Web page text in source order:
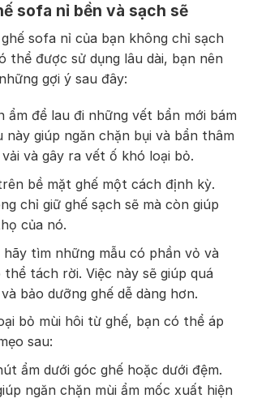
sofa nỉ bền và sạch sẽ
sofa nỉ của bạn không chỉ sạch
thể được sử dụng lâu dài, bạn nên
gợi ý sau đây:
ẩm để lau đi những vết bẩn mới bám
này giúp ngăn chặn bụi và bẩn thâm
và gây ra vết ố khó loại bỏ.
bề mặt ghế một cách định kỳ.
chỉ giữ ghế sạch sẽ mà còn giúp
của nó.
hãy tìm những mẫu có phần vỏ và
thể tách rời. Việc này sẽ giúp quá
bảo dưỡng ghế dễ dàng hơn.
bỏ mùi hôi từ ghế, bạn có thể áp
sau:
ẩm dưới góc ghế hoặc dưới đệm.
ngăn chặn mùi ẩm mốc xuất hiện